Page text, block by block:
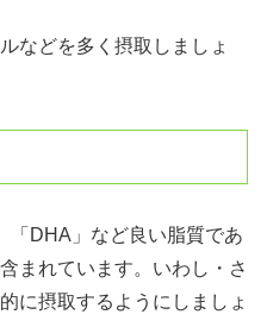
などを多く摂取しましょ
「DHA」など良い脂質であ
まれています。いわし・さ
に摂取するようにしましょ